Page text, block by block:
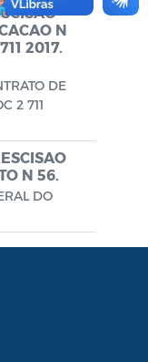
N
2017.
DE
2 711
N 56.
DO